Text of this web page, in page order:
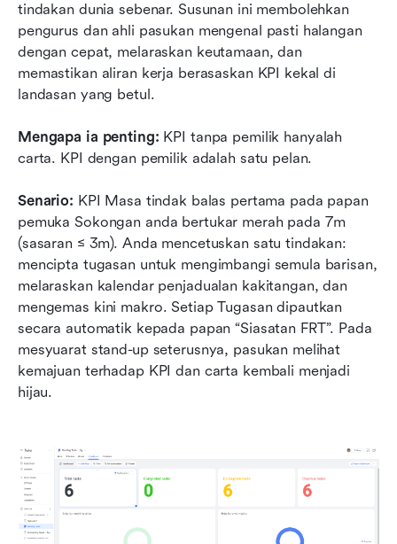
tindakan dunia sebenar. Susunan ini membolehkan
pengurus dan ahli pasukan mengenal pasti halangan
dengan cepat, melaraskan keutamaan, dan
memastikan aliran kerja berasaskan KPI kekal di
landasan yang betul.
Mengapa ia penting: KPI tanpa pemilik hanyalah
carta. KPI dengan pemilik adalah satu pelan.
Senario: KPI Masa tindak balas pertama pada papan
pemuka Sokongan anda bertukar merah pada 7m
(sasaran ≤ 3m). Anda mencetuskan satu tindakan:
mencipta tugasan untuk mengimbangi semula barisan,
melaraskan kalendar penjadualan kakitangan, dan
mengemas kini makro. Setiap Tugasan dipautkan
secara automatik kepada papan “Siasatan FRT”. Pada
mesyuarat stand-up seterusnya, pasukan melihat
kemajuan terhadap KPI dan carta kembali menjadi
hijau.